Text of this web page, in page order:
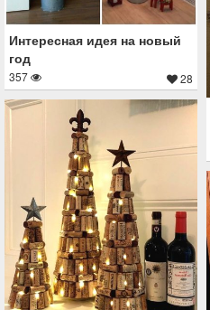
Интересная идея на новый
год
357 28